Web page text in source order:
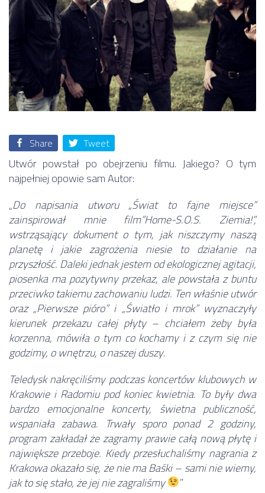
Share Tweet
Utwór powstał po obejrzeniu filmu. Jakiego? O tym
najpełniej opowie sam Autor:
„Do napisania utworu „Świat to fajne miejsce”
zainspirował mnie film”Home-S.O.S. Ziemia!”,
wstrząsający dokument o tym, jak niszczymy naszą
planetę i jakie zagrożenia niesie to działanie na
przyszłość. Daleki jednak jestem od ekologicznej agitacji,
piosenka ma pozytywny przekaz, ale powstała z buntu
przeciwko takiemu zachowaniu ludzi. Ten właśnie utwór
oraz „Pierwsze pióro” i „Światło i mrok” wyznaczyły
kierunek przekazu całej płyty – chciałem żeby była
korzenna, mówiła o tym co kochamy i z czym się nie
godzimy, o wnętrzu, o naszej duszy.
Teledysk nakręciliśmy podczas koncertów klubowych w
Krakowie i Radomiu pod koniec kwietnia. To były dwa
bardzo emocjonalne koncerty, świetna publiczność,
wspaniała zabawa. Trwały sporo ponad 2 godziny,
program zakładał że zagramy prawie całą nową płytę i
największe przeboje. Kiedy przesłuchaliśmy nagrania z
Krakowa okazało się, że nie ma Baśki – sami nie wiemy,
jak to się stało, że jej nie zagraliśmy ”